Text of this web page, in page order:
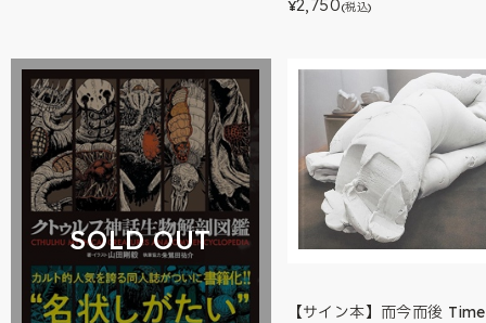
¥2,750(税込)
SOLD OUT
【サイン本】而今而後 Time